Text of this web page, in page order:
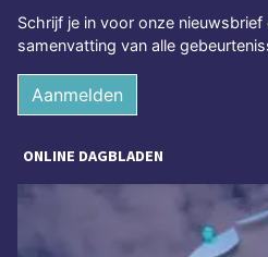
Schrijf je in voor onze
samenvatting van alle
Aanmelden
ONLINE DAGBLADEN